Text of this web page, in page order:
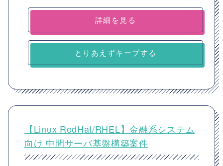
詳細を見る
とりあえずキープする
【Linux RedHat/RHEL】金融系システム
向け 中間サーバ基盤構築案件